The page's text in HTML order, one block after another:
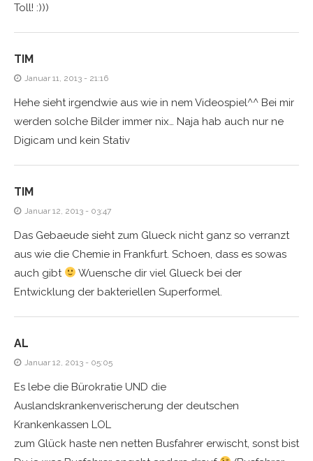
Toll! :)))
TIM
Januar 11, 2013 - 21:16
Hehe sieht irgendwie aus wie in nem Videospiel^^ Bei mir
werden solche Bilder immer nix… Naja hab auch nur ne
Digicam und kein Stativ
TIM
Januar 12, 2013 - 03:47
Das Gebaeude sieht zum Glueck nicht ganz so verranzt
aus wie die Chemie in Frankfurt. Schoen, dass es sowas
auch gibt
Wuensche dir viel Glueck bei der
Entwicklung der bakteriellen Superformel.
AL
Januar 12, 2013 - 05:05
Es lebe die Bürokratie UND die
Auslandskrankenverischerung der deutschen
Krankenkassen LOL
zum Glück haste nen netten Busfahrer erwischt, sonst bist